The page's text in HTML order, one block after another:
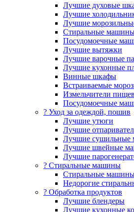
Лучшие духовые
Лучшие
Лучшие
Стиральные
Посудомоечные
Лучшие вытяжки
Лучшие варочные
Лучшие кухонные
Винные шкафы
Встраиваемые
Измельчители
Посудомоечные
? Уход за одеждой, пошив
Лучшие утюги
Лучшие
Лучшие
Лучшие швейные
Лучшие
? Стиральные машины
Стиральные
Недорогие
? Обработка продуктов
Лучшие блендеры
Лучшие кухонные